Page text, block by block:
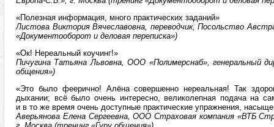
«Полезная информация, много практических заданий»
Листова Виктория Вячеславовна, переводчик, Посольство
«Документооборот и деловая переписка»)
«Ок! Нереальный коучинг!»
Пичугина Татьяна Львовна, ООО «Полимерснаб», генеральный
общения»)
«Это было феерично! Алёна совершенно нереальная! Так
дыхании; всё было очень интересно, великолепная подача на
и в то же время очень доступные практические упражнения,
Аверьянова Елена Сергеевна, ООО Страховая компания «ВТБ